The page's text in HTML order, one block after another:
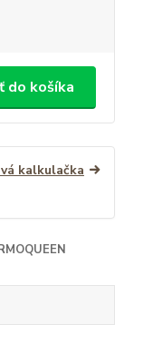
do košíka
kalkulačka